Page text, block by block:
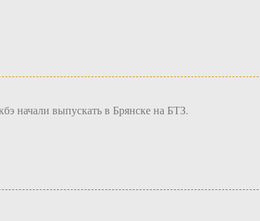
начали выпускать в Брянске на БТЗ.